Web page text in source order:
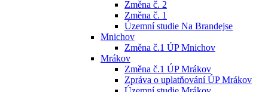
Změna č. 2
Změna č. 1
Územní studie Na Brandejse
Mnichov
Změna č.1 ÚP Mnichov
Mrákov
Změna č.1 ÚP Mrákov
Zpráva o uplatňování ÚP Mrákov